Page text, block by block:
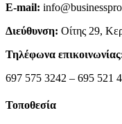
E-mail:
Διεύθυνση: Οίτης 29,
Τηλέφωνα
697 575 3242 – 695 521
Τοποθεσία